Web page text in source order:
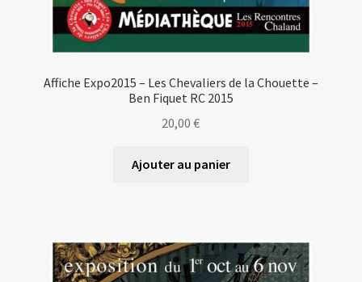
Affiche Expo2015 – Les Chevaliers de la Chouette –
Ben Fiquet RC 2015
20,00€
Ajouter au panier